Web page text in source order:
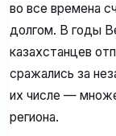
во все времена
долгом. В годы
казахстанцев
сражались за
их числе —
региона.